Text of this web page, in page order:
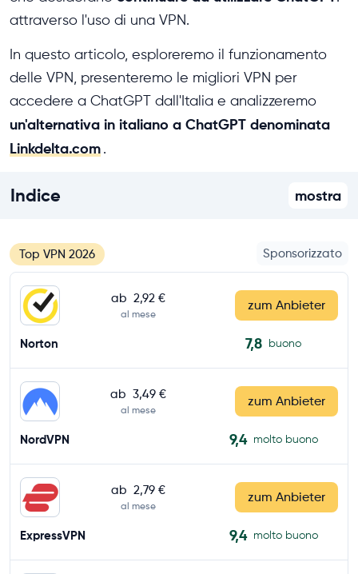
attraverso l'uso di una VPN.
In questo articolo, esploreremo il funzionamento
delle VPN, presenteremo le migliori VPN per
accedere a ChatGPT dall'Italia e analizzeremo
un'alternativa in italiano a ChatGPT denominata
Linkdelta.com .
Indice mostra
Top VPN 2026 Sponsorizzato
ab 2,92 €
al mese
zum Anbieter
Norton 7,8 buono
ab 3,49 €
al mese
zum Anbieter
NordVPN 9,4 molto buono
ab 2,79 €
al mese
zum Anbieter
ExpressVPN 9,4 molto buono